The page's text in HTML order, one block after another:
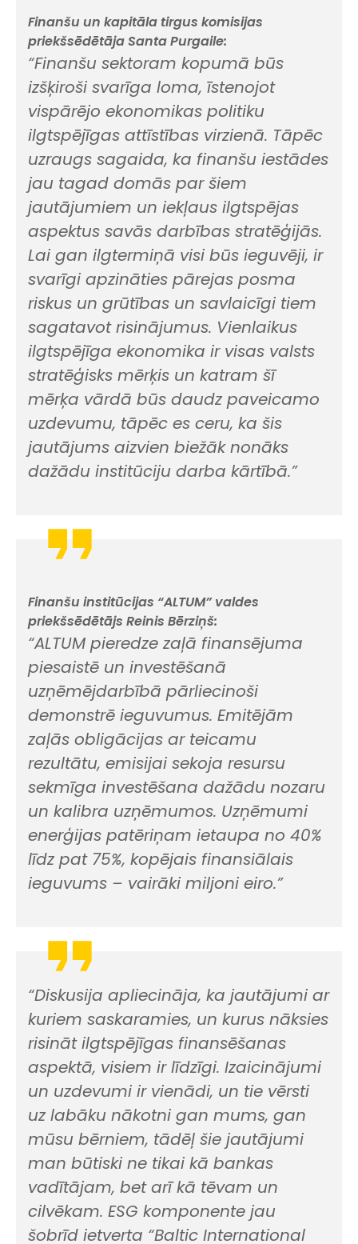
Finanšu un kapitāla tirgus komisijas
priekšsēdētāja Santa Purgaile:
“Finanšu sektoram kopumā būs
izšķiroši svarīga loma, īstenojot
vispārējo ekonomikas politiku
ilgtspējīgas attīstības virzienā. Tāpēc
uzraugs sagaida, ka finanšu iestādes
jau tagad domās par šiem
jautājumiem un iekļaus ilgtspējas
aspektus savās darbības stratēģijās.
Lai gan ilgtermiņā visi būs ieguvēji, ir
svarīgi apzināties pārejas posma
riskus un grūtības un savlaicīgi tiem
sagatavot risinājumus. Vienlaikus
ilgtspējīga ekonomika ir visas valsts
stratēģisks mērķis un katram šī
mērķa vārdā būs daudz paveicamo
uzdevumu, tāpēc es ceru, ka šis
jautājums aizvien biežāk nonāks
dažādu institūciju darba kārtībā.”
Finanšu institūcijas “ALTUM” valdes
priekšsēdētājs Reinis Bērziņš:
“ALTUM pieredze zaļā finansējuma
piesaistē un investēšanā
uzņēmējdarbībā pārliecinoši
demonstrē ieguvumus. Emitējām
zaļās obligācijas ar teicamu
rezultātu, emisijai sekoja resursu
sekmīga investēšana dažādu nozaru
un kalibra uzņēmumos. Uzņēmumi
enerģijas patēriņam ietaupa no 40%
līdz pat 75%, kopējais finansiālais
ieguvums – vairāki miljoni eiro.”
“Diskusija apliecināja, ka jautājumi ar
kuriem saskaramies, un kurus nāksies
risināt ilgtspējīgas finansēšanas
aspektā, visiem ir līdzīgi. Izaicinājumi
un uzdevumi ir vienādi, un tie vērsti
uz labāku nākotni gan mums, gan
mūsu bērniem, tādēļ šie jautājumi
man būtiski ne tikai kā bankas
vadītājam, bet arī kā tēvam un
cilvēkam. ESG komponente jau
šobrīd ietverta “Baltic International